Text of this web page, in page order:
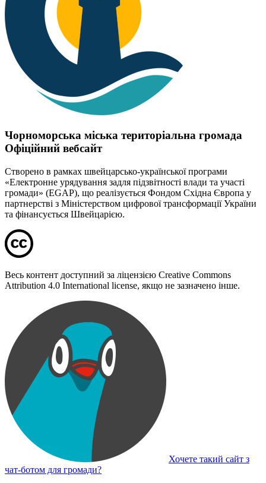
Чорноморська міська територіальна громада
Офіційний вебсайт
Створено в рамках швейцарсько-української програми
«Електронне урядування задля підзвітності влади та участі
громади» (EGAP), що реалізується Фондом Східна Європа у
партнерстві з Міністерством цифрової трансформації України
та фінансується Швейцарією.
Весь контент доступний за ліцензією Creative Commons
Attribution 4.0 International license, якщо не зазначено інше.
Хочете такий сайт з
чат-ботом для громади?